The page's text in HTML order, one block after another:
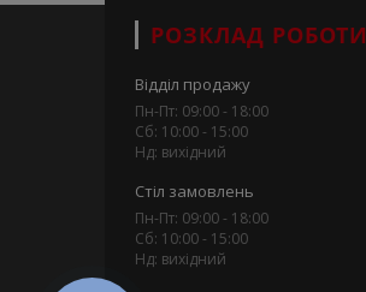
РОЗКЛАД РОБОТИ
Відділ продажу
Пн-Пт: 09:00 - 18:00
Сб: 10:00 - 15:00
Нд: вихідний
Стіл замовлень
Пн-Пт: 09:00 - 18:00
Сб: 10:00 - 15:00
Нд: вихідний